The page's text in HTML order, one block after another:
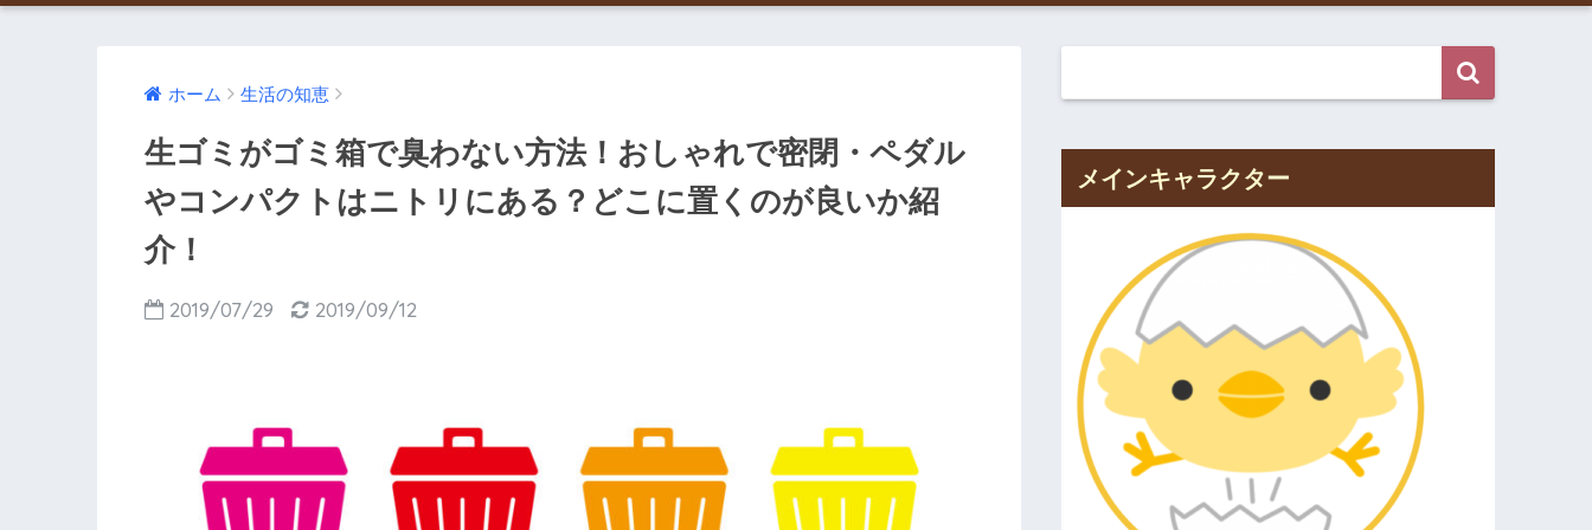
ホーム 生活の知恵
生ゴミがゴミ箱で臭わない方法！おしゃれで密閉・ペダル
やコンパクトはニトリにある？どこに置くのが良いか紹
介！
2019/07/29 2019/09/12
メインキャラクター